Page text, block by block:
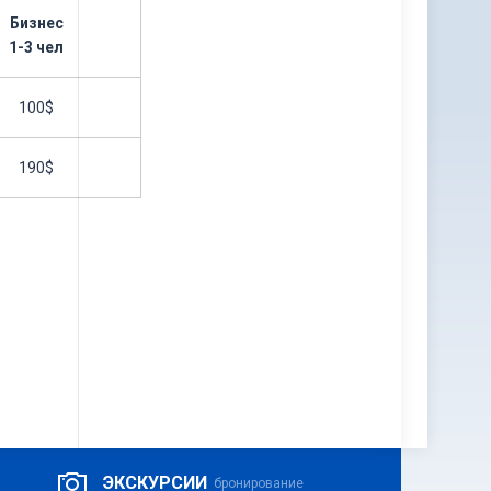
Бизнес
1-3 чел
100$
190$
ЭКСКУРСИИ бронирование